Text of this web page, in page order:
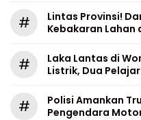
#
Lintas Provinsi!
Kebakaran Lahan
#
Laka Lantas di
Listrik, Dua
#
Polisi Amankan
Pengendara